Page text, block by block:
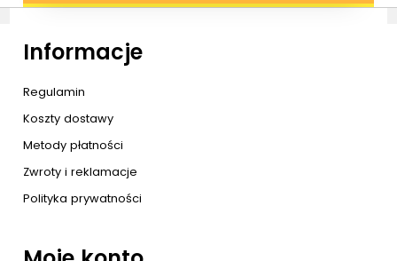
Informacje
Regulamin
Koszty dostawy
Metody płatności
Zwroty i reklamacje
Polityka prywatności